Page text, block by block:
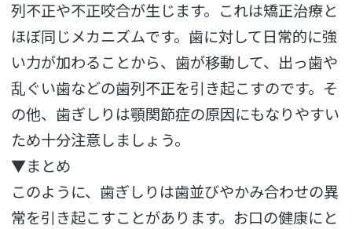
列不正や不正咬合が生じます。これは矯正治療と
ほぼ同じメカニズムです。歯に対して日常的に強
い力が加わることから、歯が移動して、出っ歯や
乱ぐい歯などの歯列不正を引き起こすのです。そ
の他、歯ぎしりは顎関節症の原因にもなりやすい
ため十分注意しましょう。
▼まとめ
このように、歯ぎしりは歯並びやかみ合わせの異
常を引き起こすことがあります。お口の健康にと